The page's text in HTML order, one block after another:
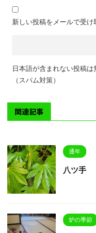
新しい投稿をメールで受け
日本語が含まれない投稿は
（スパム対策）
関連記事
通年
八ツ手
炉の季節